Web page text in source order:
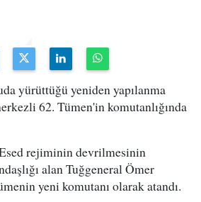
yürüttüğü yeniden yapılanma
62. Tümen'in komutanlığında
rejiminin devrilmesinin
alan Tuğgeneral Ömer
yeni komutanı olarak atandı.